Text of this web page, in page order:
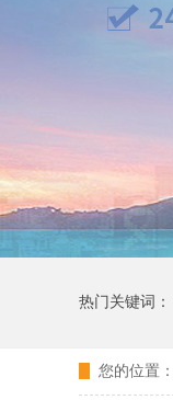
热门关键词：
其它
您的位置：